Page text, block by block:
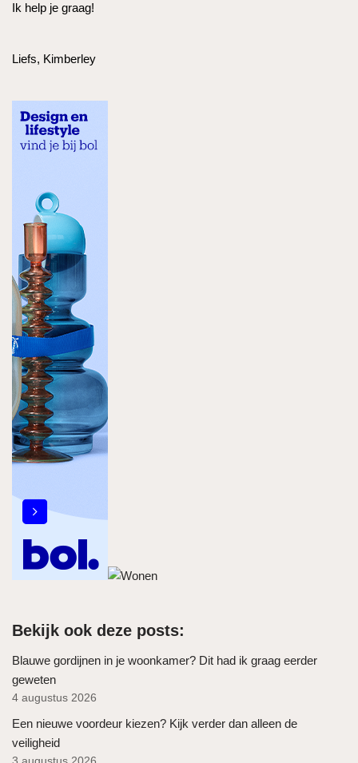
Ik help je graag!
Liefs, Kimberley
Bekijk ook deze posts:
Blauwe gordijnen in je woonkamer? Dit had ik graag eerder
geweten
4 augustus 2026
Een nieuwe voordeur kiezen? Kijk verder dan alleen de
veiligheid